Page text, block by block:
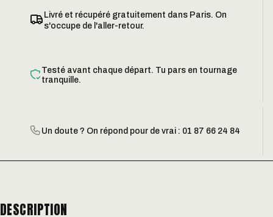
Livré et récupéré gratuitement dans Paris. On
s'occupe de l'aller-retour.
Testé avant chaque départ. Tu pars en tournage
tranquille.
Un doute ? On répond pour de vrai : 01 87 66 24 84
DESCRIPTION